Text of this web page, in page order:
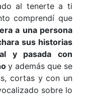
al tenerte a ti
comprendí que
a una persona
sus historias
y pasada con
y además que se
cortas y con un
sobre lo